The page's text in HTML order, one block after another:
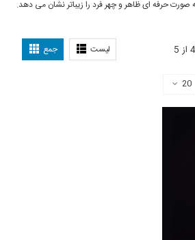
حرفه ای ظاهر و چهر فرد را زیباتر نشان می دهد.
لیست جمع
20